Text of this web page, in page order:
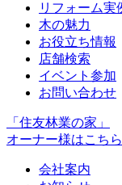
リフォーム実
木の魅力
お役立ち情報
店舗検索
イベント参加
お問い合わせ
「住友林業の家」
オーナー様はこちら
会社案内